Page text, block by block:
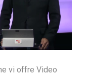
vi offre Video